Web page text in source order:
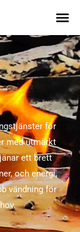
för
med utmärkt
ett brett
och energi,
vändning för